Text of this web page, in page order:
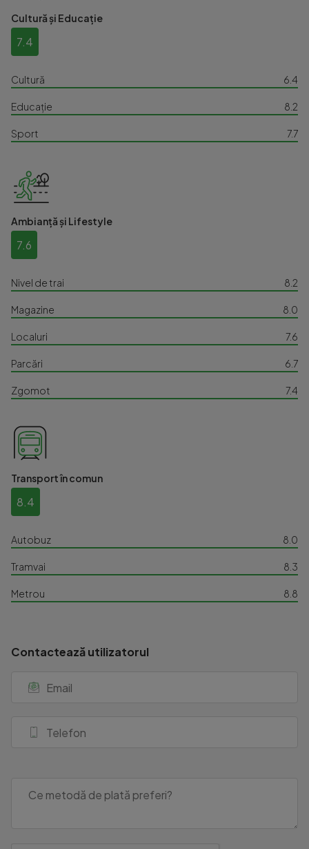
Cultură și Educație
7.4
Cultură 6.4
Educație 8.2
Sport 7.7
Ambianță și Lifestyle
7.6
Nivel de trai 8.2
Magazine 8.0
Localuri 7.6
Parcări 6.7
Zgomot 7.4
Transport în comun
8.4
Autobuz 8.0
Tramvai 8.3
Metrou 8.8
Contactează utilizatorul